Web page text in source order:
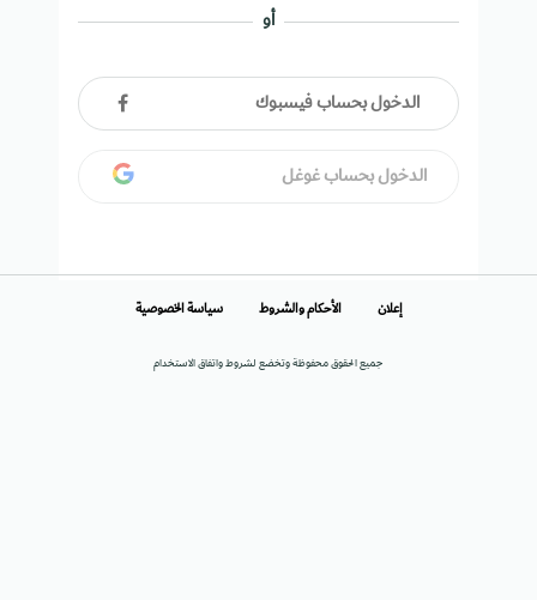
أو
الدخول بحساب فيسبوك
الدخول بحساب غوغل
جميع الحقوق محفوظة وتخضع لشروط واتفاق الاستخدام
إعلان الأحكام والشروط سياسة الخصوصية